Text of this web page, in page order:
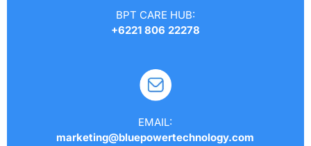
BPT CARE HUB:
+6221 806 22278
EMAIL:
marketing@bluepowertechnology.com